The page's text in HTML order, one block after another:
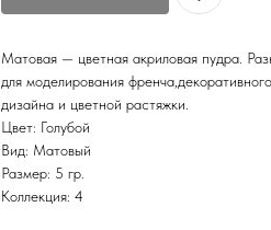
Матовая — цветная акриловая пудра.
для моделирования
дизайна и цветной растяжки.
Цвет: Голубой
Вид: Матовый
Размер: 5 гр.
Коллекция: 4